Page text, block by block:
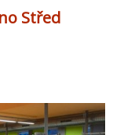
Střed